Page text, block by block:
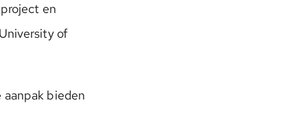
en
of
bieden